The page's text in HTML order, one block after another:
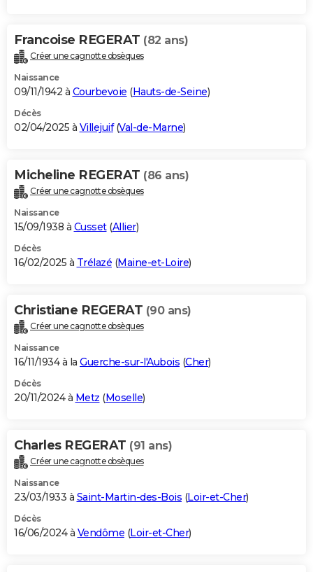
Francoise REGERAT (82 ans)
Créer une cagnotte obsèques
Naissance
09/11/1942 à Courbevoie (Hauts-de-Seine)
Décès
02/04/2025 à Villejuif(Val-de-Marne)
Micheline REGERAT (86 ans)
Créer une cagnotte obsèques
Naissance
15/09/1938 à Cusset(Allier)
Décès
16/02/2025 à Trélazé (Maine-et-Loire)
Christiane REGERAT (90 ans)
Créer une cagnotte obsèques
Naissance
16/11/1934 à la Guerche-sur-l'Aubois (Cher)
Décès
20/11/2024 à Metz (Moselle)
Charles REGERAT (91 ans)
Créer une cagnotte obsèques
Naissance
23/03/1933 à Saint-Martin-des-Bois (Loir-et-Cher)
Décès
16/06/2024 à Vendôme (Loir-et-Cher)